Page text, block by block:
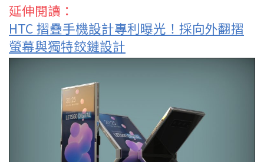
延伸閱讀：
HTC 摺疊手機設計專利曝光！採向外翻摺
螢幕與獨特鉸鏈設計